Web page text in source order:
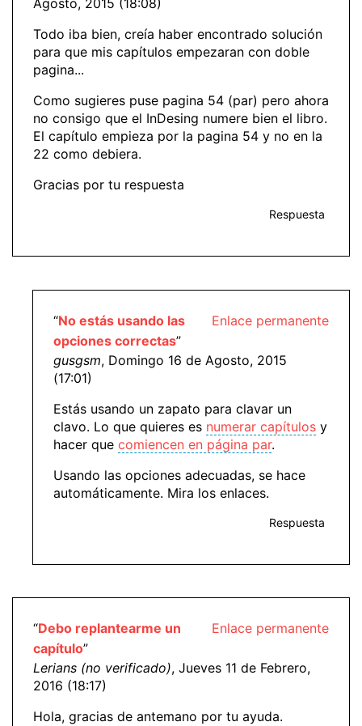
Agosto, 2015 (18:08)
Todo iba bien, creía haber encontrado solución
para que mis capítulos empezaran con doble
pagina...
Como sugieres puse pagina 54 (par) pero ahora
no consigo que el InDesing numere bien el libro.
El capítulo empieza por la pagina 54 y no en la
22 como debiera.
Gracias por tu respuesta
Respuesta
Enlace permanente
“No estás usando las
opciones correctas”
gusgsm, Domingo 16 de Agosto, 2015
(17:01)
Estás usando un zapato para clavar un
clavo. Lo que quieres es numerar capítulos y
hacer que comiencen en página par.
Usando las opciones adecuadas, se hace
automáticamente. Mira los enlaces.
Respuesta
Enlace permanente
“Debo replantearme un
capítulo”
Lerians (no verificado), Jueves 11 de Febrero,
2016 (18:17)
Hola, gracias de antemano por tu ayuda.